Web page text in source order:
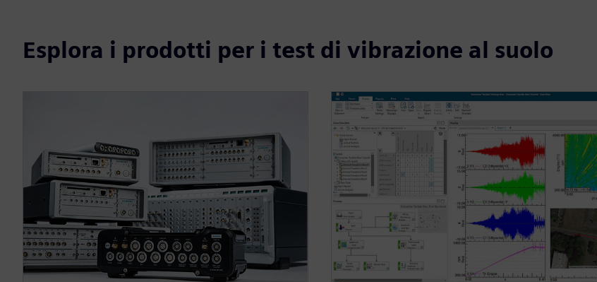
Esplora i prodotti per i test di vibrazione al suolo